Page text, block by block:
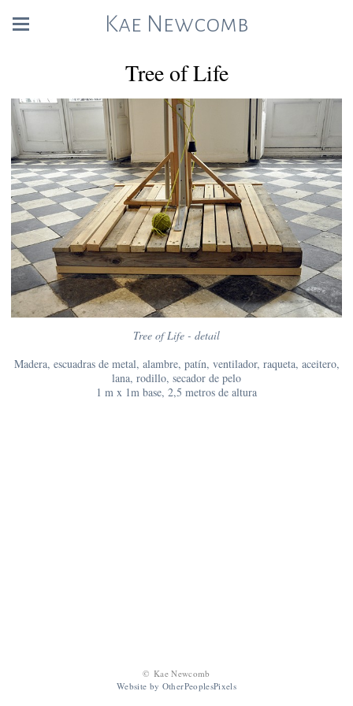
Kae Newcomb
Tree of Life
Tree of Life - detail
Madera, escuadras de metal, alambre, patín, ventilador, raqueta, aceitero,
lana, rodillo, secador de pelo
1 m x 1m base, 2,5 metros de altura
© Kae Newcomb
Website by OtherPeoplesPixels